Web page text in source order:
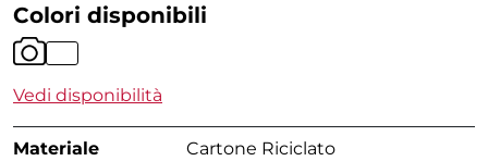
Colori disponibili
Vedi disponibilità
Materiale Cartone Riciclato